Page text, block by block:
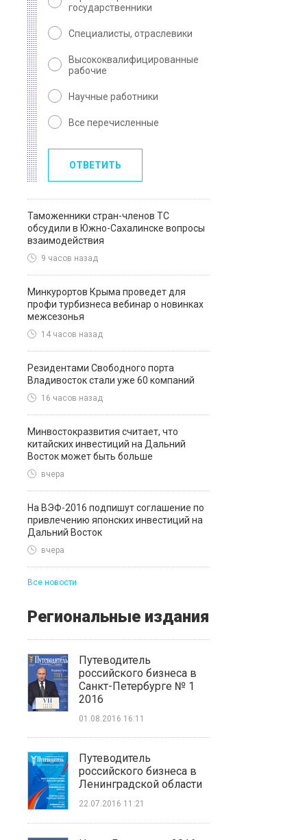
государственники
Специалисты, отраслевики
Высококвалифицированные
рабочие
Научные работники
Все перечисленные
ОТВЕТИТЬ
Таможенники стран-членов ТС
обсудили в Южно-Сахалинске вопросы
взаимодействия
9 часов назад
Минкурортов Крыма проведет для
профи турбизнеса вебинар о новинках
межсезонья
14 часов назад
Резидентами Свободного порта
Владивосток стали уже 60 компаний
16 часов назад
Минвостокразвития считает, что
китайских инвестиций на Дальний
Восток может быть больше
вчера
На ВЭФ-2016 подпишут соглашение по
привлечению японских инвестиций на
Дальний Восток
вчера
Все новости
Региональные издания
Путеводитель
российского бизнеса в
Санкт-Петербурге № 1
2016
01.08.2016 16:11
Путеводитель
российского бизнеса в
Ленинградской области
22.07.2016 11:21